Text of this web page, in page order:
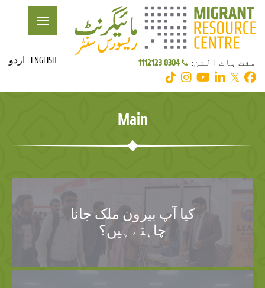
مفت ہاٹ الئن: 0304 1112123
𝕏
ENGLISH اردو
Main
کیا آپ بیرون ملک جانا
چاہتے ہیں؟